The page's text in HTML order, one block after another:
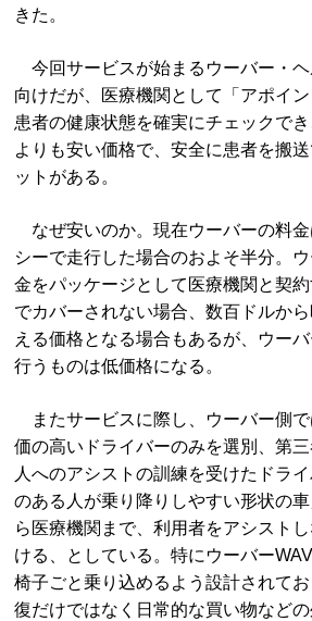
きた。
今回サービスが始まるウーバー・
向けだが、医療機関として「アポイン
患者の健康状態を確実にチェックでき
よりも安い価格で、安全に患者を搬
ットがある。
なぜ安いのか。現在ウーバーの料
シーで走行した場合のおよそ半分。
金をパッケージとして医療機関と契
でカバーされない場合、数百ドルか
える価格となる場合もあるが、ウー
行うものは低価格になる。
またサービスに際し、ウーバー側
価の高いドライバーのみを選別、第
人へのアシストの訓練を受けたドラ
のある人が乗り降りしやすい形状の
ら医療機関まで、利用者をアシスト
ける、としている。特にウーバー
椅子ごと乗り込めるよう設計されて
復だけではなく日常的な買い物など